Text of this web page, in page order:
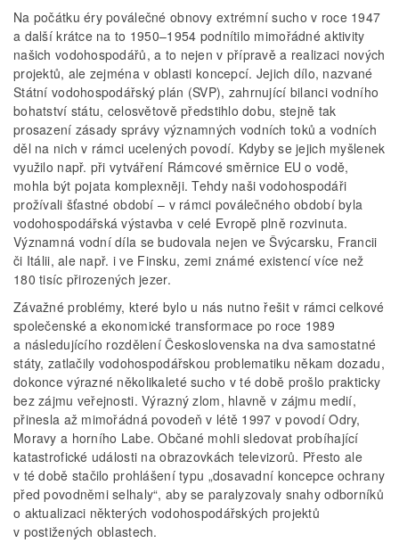
Na počátku éry poválečné obnovy extrémní sucho v roce 1947
a další krátce na to 1950–1954 podnítilo mimořádné aktivity
našich vodohospodářů, a to nejen v přípravě a realizaci nových
projektů, ale zejména v oblasti koncepcí. Jejich dílo, nazvané
Státní vodohospodářský plán (SVP), zahrnující bilanci vodního
bohatství státu, celosvětově předstihlo dobu, stejně tak
prosazení zásady správy významných vodních toků a vodních
děl na nich v rámci ucelených povodí. Kdyby se jejich myšlenek
využilo např. při vytváření Rámcové směrnice EU o vodě,
mohla být pojata komplexněji. Tehdy naši vodohospodáři
prožívali šťastné období – v rámci poválečného období byla
vodohospodářská výstavba v celé Evropě plně rozvinuta.
Významná vodní díla se budovala nejen ve Švýcarsku, Francii
či Itálii, ale např. i ve Finsku, zemi známé existencí více než
180 tisíc přirozených jezer.
Závažné problémy, které bylo u nás nutno řešit v rámci celkové
společenské a ekonomické transformace po roce 1989
a následujícího rozdělení Československa na dva samostatné
státy, zatlačily vodohospodářskou problematiku někam dozadu,
dokonce výrazné několikaleté sucho v té době prošlo prakticky
bez zájmu veřejnosti. Výrazný zlom, hlavně v zájmu medií,
přinesla až mimořádná povodeň v létě 1997 v povodí Odry,
Moravy a horního Labe. Občané mohli sledovat probíhající
katastrofické události na obrazovkách televizorů. Přesto ale
v té době stačilo prohlášení typu „dosavadní koncepce ochrany
před povodněmi selhaly“, aby se paralyzovaly snahy odborníků
o aktualizaci některých vodohospodářských projektů
v postižených oblastech.